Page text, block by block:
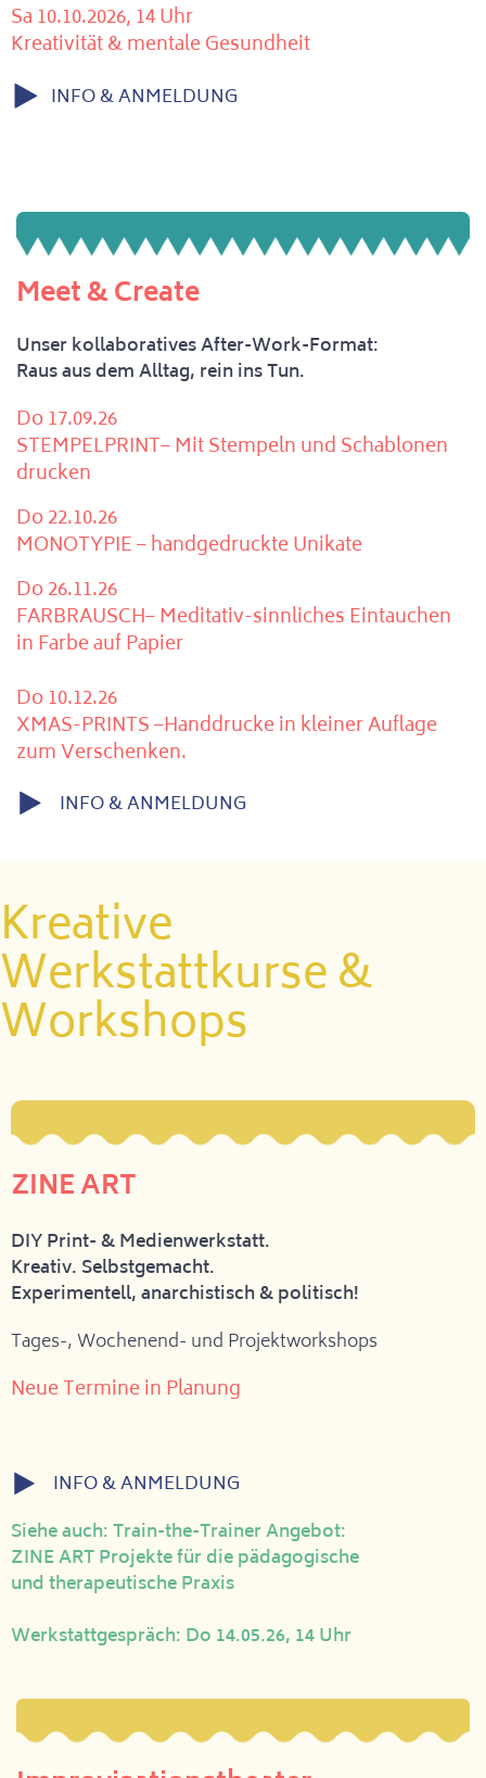
Sa 10.10.2026, 14 Uhr
Kreativität & mentale Gesundheit
INFO & ANMELDUNG
Meet & Create
Unser kollaboratives After-Work-Format:
Raus aus dem Alltag, rein ins Tun.
Do 17.09.26
STEMPELPRINT– Mit Stempeln und Schablonen
drucken
Do 22.10.26
MONOTYPIE – handgedruckte Unikate
Do 26.11.26
FARBRAUSCH– Meditativ-sinnliches Eintauchen
in Farbe auf Papier
Do 10.12.26
XMAS-PRINTS –Handdrucke in kleiner Auflage
zum Verschenken.
INFO & ANMELDUNG
Kreative
Werkstattkurse &
Workshops
ZINE ART
DIY Print- & Medienwerkstatt.
Kreativ. Selbstgemacht.
Experimentell, anarchistisch & politisch!
Tages-, Wochenend- und Projektworkshops
Neue Termine in Planung
INFO & ANMELDUNG
Siehe auch: Train-the-Trainer Angebot:
ZINE ART Projekte für die pädagogische
und therapeutische Praxis
Werkstattgespräch: Do 14.05.26, 14 Uhr